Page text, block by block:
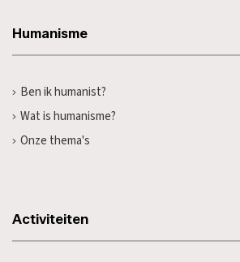
Humanisme
Ben ik humanist?
Wat is humanisme?
Onze thema's
Activiteiten